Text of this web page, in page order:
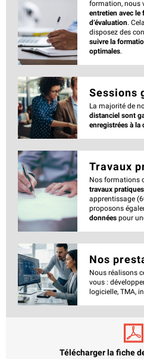
formation, nous
entretien avec le
d’évaluation.
disposez des
suivre la
optimales.
Sessions
La majorité de
distanciel sont
enregistrées à la
Travaux
Nos formations
travaux pratiques
apprentissage
proposons
données pour
Nos
Nous réalisons
vous :
logicielle, TMA,
Télécharger la fiche